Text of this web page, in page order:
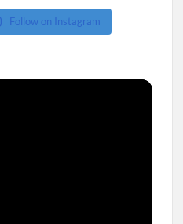
Follow on Instagram